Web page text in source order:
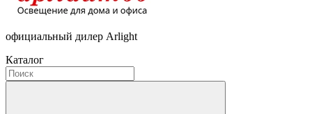
официальный дилер Arlight
Каталог